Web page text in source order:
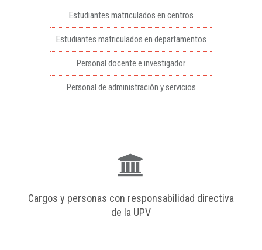
Estudiantes matriculados en centros
Estudiantes matriculados en departamentos
Personal docente e investigador
Personal de administración y servicios
Cargos y personas con responsabilidad directiva
de la UPV